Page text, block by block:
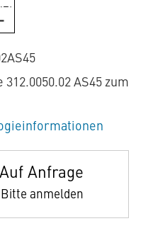
AS45 zum
Auf Anfrage
Bitte anmelden